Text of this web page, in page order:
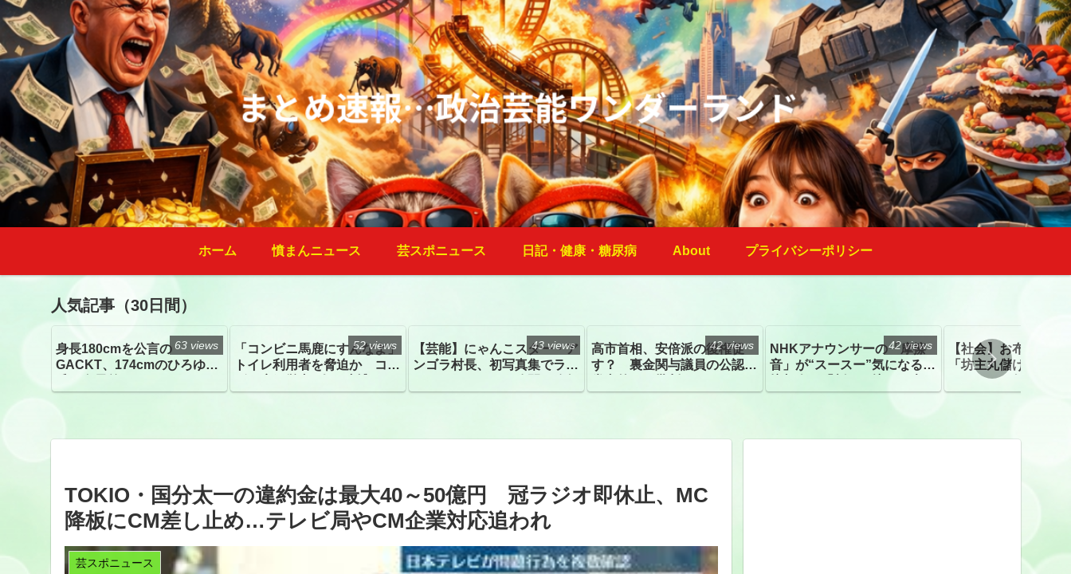
ホーム 憤まんニュース 芸スポニュース 日記・健康・糖尿病 About プライバシーポリシー
人気記事（30日間）
身長180cmを公言の
GACKT、174cmのひろゆき
トざわつき イベントでの写
63 views
「コンビニ馬鹿にすんなよ」
トイレ利用者を脅迫か コン
52 views
【芸能】にゃんこスター・ア
ンゴラ村長、初写真集でラン
はデジタル写真集が異例の大
43 views
高市首相、安倍派の復権促
す？ 裏金関与議員の公認、
42 views
NHKアナウンサーの「摩擦
音」が“スースー”気になる指
聴こえる。聴きづらい」
42 views
【社会】お布施、戒
「坊主丸儲け」は
ほとんどが年収３０
下「地方の寺の僧侶
TOKIO・国分太一の違約金は最大40～50億円 冠ラジオ即休止、MC
降板にCM差し止め…テレビ局やCM企業対応追われ
芸スポニュース